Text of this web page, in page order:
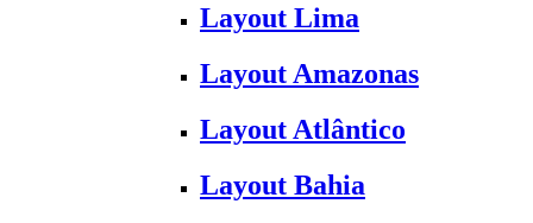
Layout Lima
Layout Amazonas
Layout Atlântico
Layout Bahia